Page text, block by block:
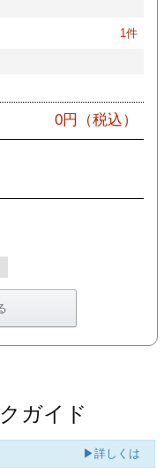
1件
0円（税込）
ガイド
▶詳しくは